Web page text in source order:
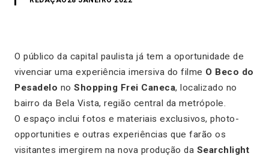
O público da capital paulista já tem a oportunidade de
vivenciar uma experiência imersiva do filme O Beco do
Pesadelo no Shopping Frei Caneca, localizado no
bairro da Bela Vista, região central da metrópole.
O espaço inclui fotos e materiais exclusivos, photo-
opportunities e outras experiências que farão os
visitantes imergirem na nova produção da Searchlight